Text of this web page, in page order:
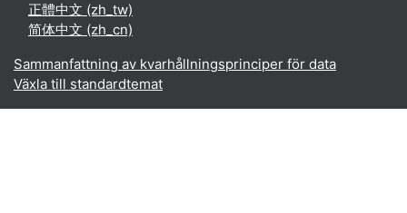
正體中文 ‎(zh_tw)‎
简体中文 ‎(zh_cn)‎
Sammanfattning av kvarhållningsprinciper för data
Växla till standardtemat